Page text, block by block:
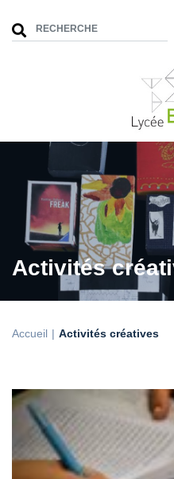
Activités
Accueil Activités créatives